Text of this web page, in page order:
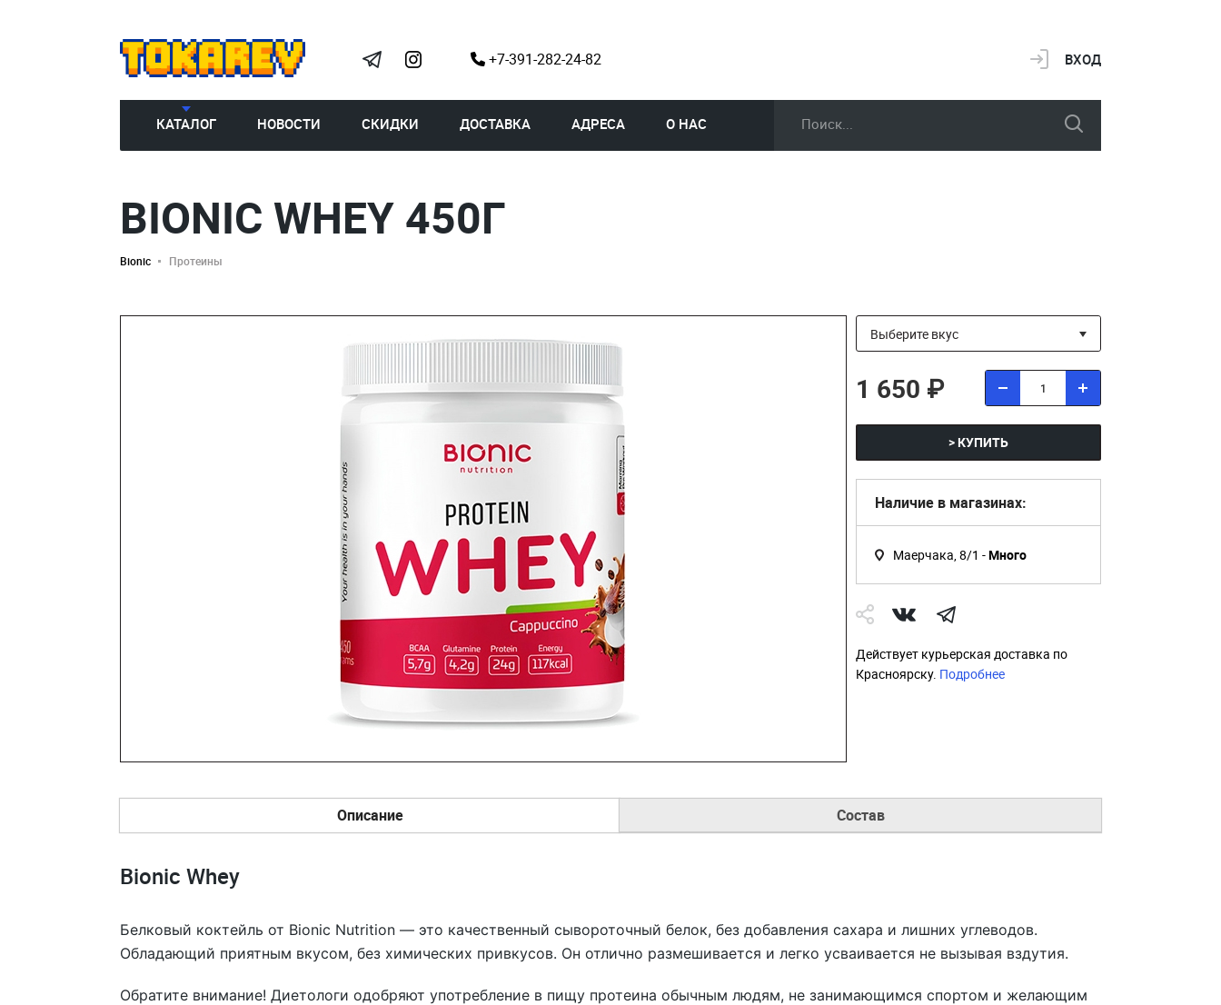
+7-391-282-24-82 ВХОД
КАТАЛОГ НОВОСТИ СКИДКИ ДОСТАВКА АДРЕСА О НАС
BIONIC WHEY 450Г
Bionic Протеины
1 650 ₽
> КУПИТЬ
Наличие в магазинах:
Маерчака, 8/1 -Много
Действует курьерская доставка по
Красноярску. Подробнее
Описание Состав
Bionic Whey
Белковый коктейль от Bionic Nutrition — это качественный сывороточный белок, без добавления сахара и лишних углеводов.
Обладающий приятным вкусом, без химических привкусов. Он отлично размешивается и легко усваивается не вызывая вздутия.
Обратите внимание! Диетологи одобряют употребление в пищу протеина обычным людям, не занимающимся спортом и желающим